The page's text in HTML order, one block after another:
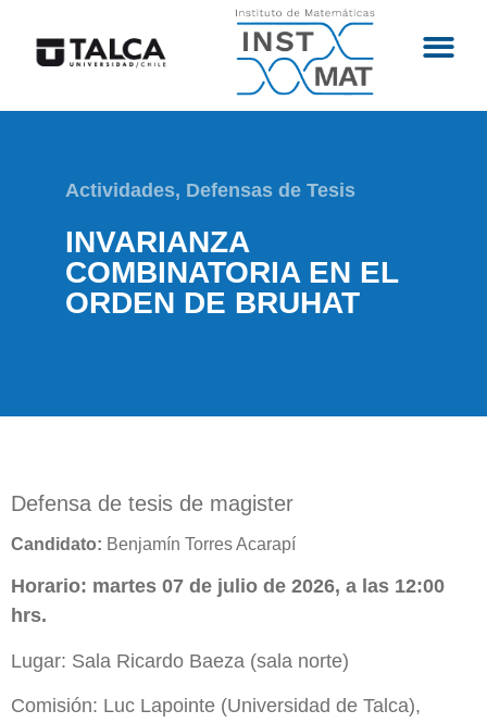
Actividades, Defensas de Tesis
INVARIANZA
COMBINATORIA EN EL
ORDEN DE BRUHAT
Defensa de tesis de magister
Candidato: Benjamín Torres Acarapí
Horario: martes 07 de julio de 2026, a las 12:00
hrs.
Lugar: Sala Ricardo Baeza (sala norte)
Comisión: Luc Lapointe (Universidad de Talca),